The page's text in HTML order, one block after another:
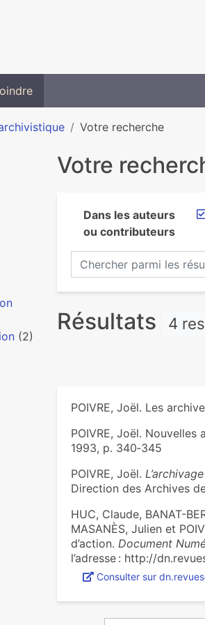
Votre recherche
Votre
Dans les auteurs
ou contributeurs
Chercher parmi les
Résultats 4
POIVRE, Joël. Les
POIVRE, Joël.
1993, p. 340‑345
POIVRE, Joël.
Direction des Archives
HUC, Claude, BANAT-
MASANÈS, Julien et
d’action. Document
l’adresse : http://
Consulter sur
(2)